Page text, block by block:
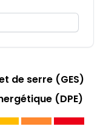
de serre (GES)
(DPE)